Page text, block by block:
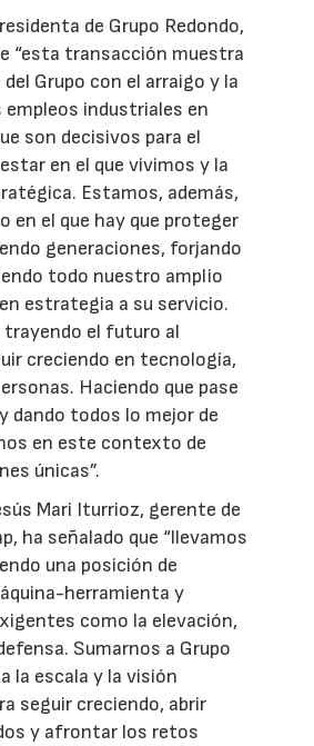
de Grupo Redondo,
“esta transacción muestra
Grupo con el arraigo y la
empleos industriales en
son decisivos para el
en el que vivimos y la
Estamos, además,
en el que hay que proteger
generaciones, forjando
todo nuestro amplio
estrategia a su servicio.
trayendo el futuro al
creciendo en tecnología,
Haciendo que pase
dando todos lo mejor de
en este contexto de
únicas”.
Mari Iturrioz, gerente de
ha señalado que “llevamos
una posición de
herramienta y
como la elevación,
Sumarnos a Grupo
la escala y la visión
seguir creciendo, abrir
y afrontar los retos